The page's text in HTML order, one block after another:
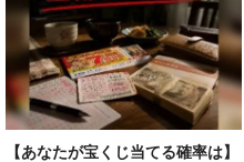
【あなたが宝くじ当てる確率は】